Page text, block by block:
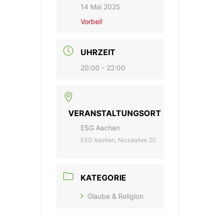
14 Mai 2025
Vorbei!
UHRZEIT
20:00 - 22:00
VERANSTALTUNGSORT
ESG Aachen
ESG Aachen, Nizzaallee 20
KATEGORIE
Glaube & Religion